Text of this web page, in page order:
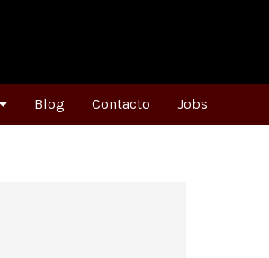
Blog Contacto Jobs